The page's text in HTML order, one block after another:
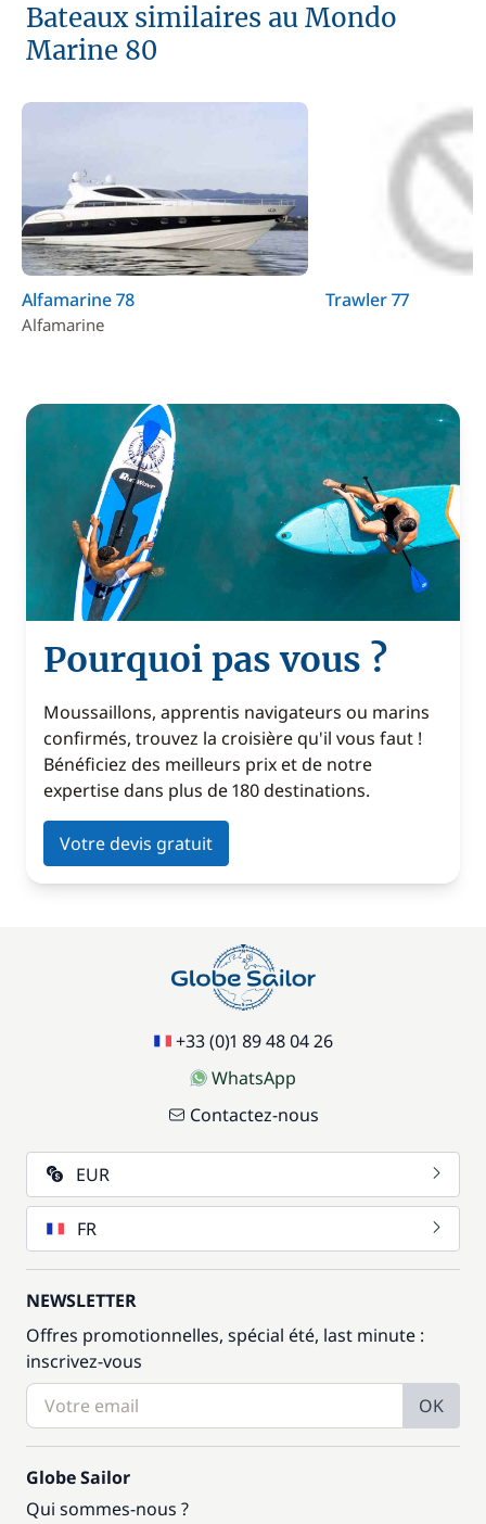
Bateaux similaires au Mondo
Marine 80
Alfamarine 78
Alfamarine
Trawler 77
Pourquoi pas vous ?
Moussaillons, apprentis navigateurs ou marins
confirmés, trouvez la croisière qu'il vous faut !
Bénéficiez des meilleurs prix et de notre
expertise dans plus de 180 destinations.
Votre devis gratuit
+33 (0)1 89 48 04 26
WhatsApp
Contactez-nous
EUR
FR
NEWSLETTER
Offres promotionnelles, spécial été, last minute :
inscrivez-vous
OK
Globe Sailor
Qui sommes-nous ?